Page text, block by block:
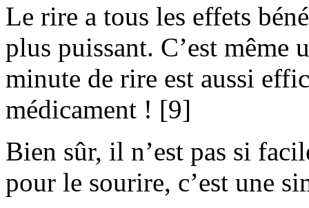
Le rire a tous les effets
plus puissant. C’est même
minute de rire est aussi
médicament ! [9]
Bien sûr, il n’est pas si
pour le sourire, c’est une